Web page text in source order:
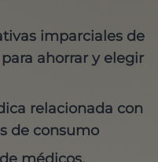
imparciales de
ahorrar y elegir
relacionada con
de consumo